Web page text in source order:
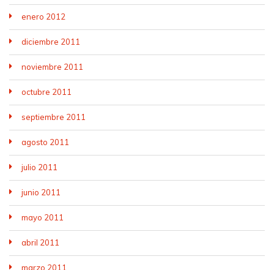
enero 2012
diciembre 2011
noviembre 2011
octubre 2011
septiembre 2011
agosto 2011
julio 2011
junio 2011
mayo 2011
abril 2011
marzo 2011